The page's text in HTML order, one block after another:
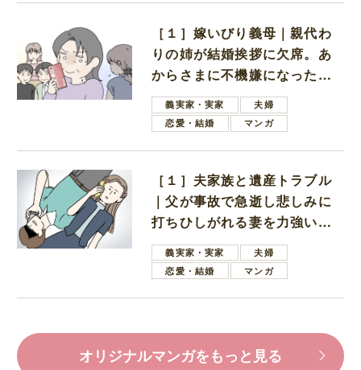
［１］嫁いびり義母｜親代わ
りの姉が結婚挨拶に欠席。あ
からさまに不機嫌になった義
母義実家・実家
夫婦
恋愛・結婚
マンガ
［１］夫家族と遺産トラブル
｜父が事故で急逝し悲しみに
打ちひしがれる妻を力強い言
葉で励ます夫
義実家・実家
夫婦
恋愛・結婚
マンガ
オリジナルマンガをもっと見る